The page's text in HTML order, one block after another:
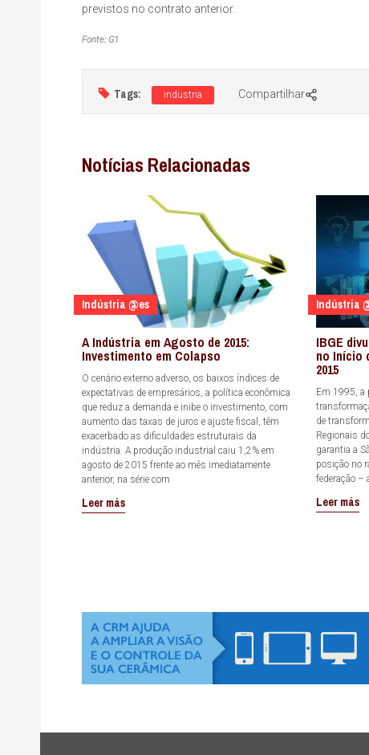
previstos no contrato anterior.
Fonte: G1
Tags: industria Compartilhar
Notícias Relacionadas
Indústria @es
A Indústria em Agosto de 2015:
Investimento em Colapso
O cenário externo adverso, os baixos índices de
expectativas de empresários, a política econômica
que reduz a demanda e inibe o investimento, com
aumento das taxas de juros e ajuste fiscal, têm
exacerbado as dificuldades estruturais da
indústria. A produção industrial caiu 1,2% em
agosto de 2015 frente ao mês imediatamente
anterior, na série com
Leer más
Indústria
IBGE
no Início
2015
Em 1995, a
de
Regionais
garantia a
posição no
federação –
Leer más